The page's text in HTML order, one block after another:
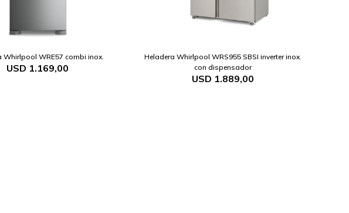
Whirlpool WRE57 combi inox.
USD 1.169,00
Heladera Whirlpool WRS955 SBSI inverter inox.
con dispensador
USD 1.889,00